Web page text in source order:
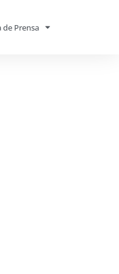
de Prensa